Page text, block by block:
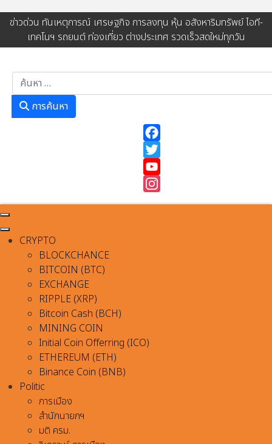
ข่าวด่วน ทันเหตุการณ์ เศรษฐกิจ การลงทุน หุ้น อสังหาริมทรัพย์ ไอที-
เทคโนฯ รถยนต์ ท่องเที่ยว ต่างประเทศ รวดเร็วสดใหม่ทุกวัน
การค้นหา
Instagram
CRYPTO
BLOCKCHANCE
BITCOIN (BTC)
EXCHANGE
RIPPLE (XRP)
Bitcoin Cash (BCH)
MINING COIN
Initial Coin Offerring (ICO)
ETHEREUM (ETH)
Binance Coin (BNB)
Politic
การเมือง
สำนักนายกฯ
มติ ครม.